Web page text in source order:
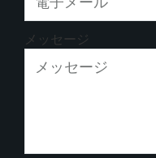
メッセージ